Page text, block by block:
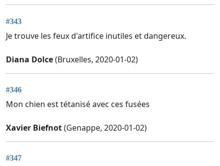
#343
Je trouve les feux d'artifice inutiles et dangereux.
Diana Dolce(Bruxelles, 2020-01-02)
#346
Mon chien est tétanisé avec ces fusées
Xavier Biefnot(Genappe, 2020-01-02)
#347